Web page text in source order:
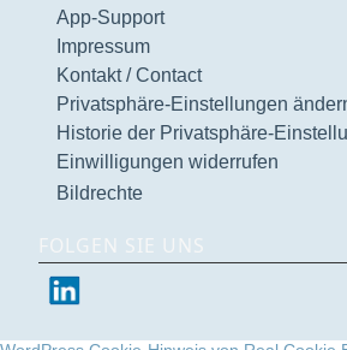
App-Support
Impressum
Kontakt / Contact
Privatsphäre-Einstellungen
Historie der Privatsphäre-
Einwilligungen widerrufen
Bildrechte
FOLGEN SIE UNS